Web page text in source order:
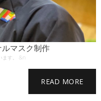
マスク制作
ます。 &n
READ MORE